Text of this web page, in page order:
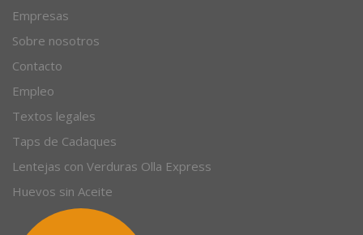
Empresas
Sobre nosotros
Contacto
Empleo
Textos legales
Taps de Cadaques
Lentejas con Verduras Olla Express
Huevos sin Aceite